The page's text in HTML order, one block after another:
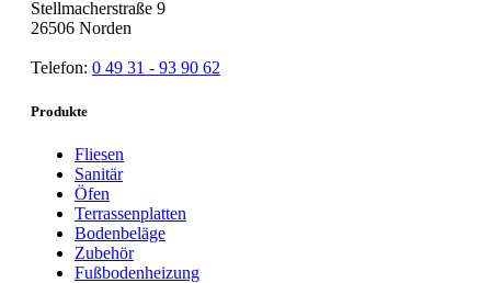
Stellmacherstraße 9
26506 Norden
Telefon: 0 49 31 - 93 90 62
Produkte
Fliesen
Sanitär
Öfen
Terrassenplatten
Bodenbeläge
Zubehör
Fußbodenheizung